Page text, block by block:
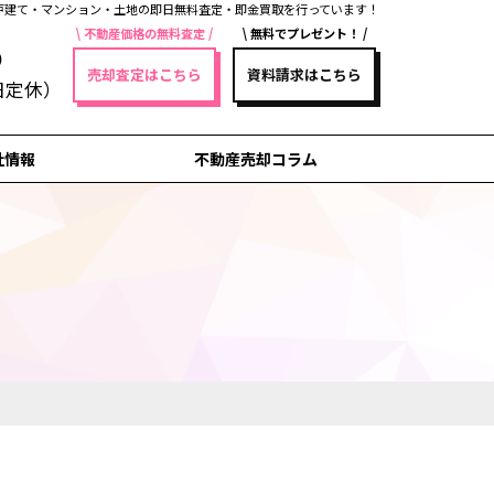
て・マンション・土地の即日無料査定・即金買取を行っています！
休）
不動産価格の無料査定
売却査定はこちら
無料でプレゼント！
資料請求はこちら
情報 不動産売却コラム